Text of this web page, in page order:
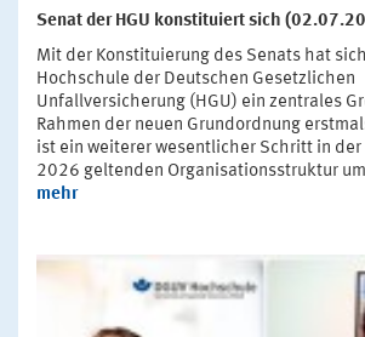
Senat der HGU konstituiert sich
Mit der Konstituierung des Senats hat
Hochschule der Deutschen Gesetzlichen
Unfallversicherung (HGU) ein zentrales
Rahmen der neuen Grundordnung
ist ein weiterer wesentlicher Schritt in der
2026 geltenden Organisationsstruktur
mehr